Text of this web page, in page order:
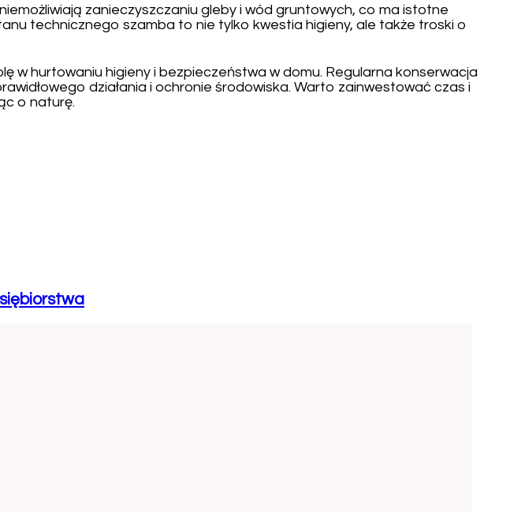
zanieczyszczaniu gleby i wód gruntowych, co ma istotne
technicznego szamba to nie tylko kwestia higieny, ale także troski o
w hurtowaniu higieny i bezpieczeństwa w domu. Regularna konserwacja
działania i ochronie środowiska. Warto zainwestować czas i
o naturę.